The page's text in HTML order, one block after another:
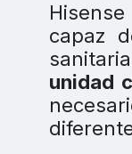
capaz
unidad